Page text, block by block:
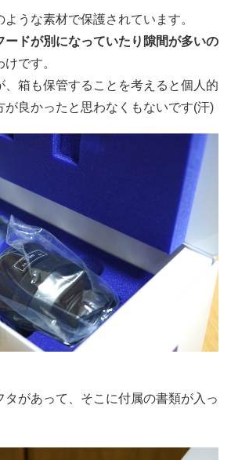
うな素材で保護されています。
ードが別になっていたり隙間が多いの
けです。
、箱も保管することを考えると個人的
が良かったと思わなくもないです(汗)
タがあって、そこに付属の書類が入っ